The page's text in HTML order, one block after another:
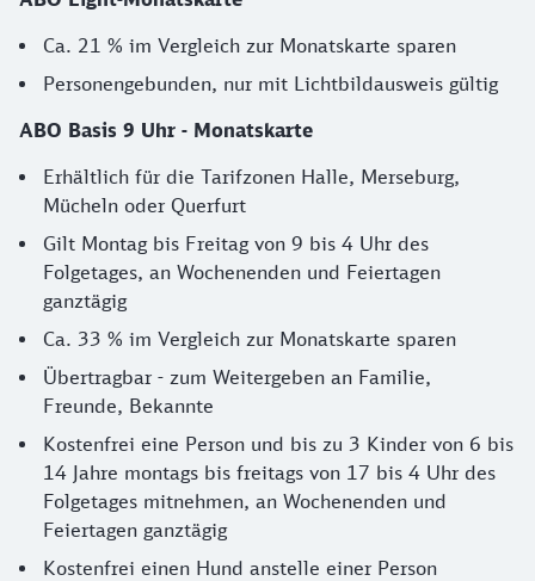
Ca. 21 % im Vergleich zur Monatskarte sparen
Personengebunden, nur mit Lichtbildausweis gültig
ABO Basis 9 Uhr - Monatskarte
Erhältlich für die Tarifzonen Halle, Merseburg,
Mücheln oder Querfurt
Gilt Montag bis Freitag von 9 bis 4 Uhr des
Folgetages, an Wochenenden und Feiertagen
ganztägig
Ca. 33 % im Vergleich zur Monatskarte sparen
Übertragbar - zum Weitergeben an Familie,
Freunde, Bekannte
Kostenfrei eine Person und bis zu 3 Kinder von 6 bis
14 Jahre montags bis freitags von 17 bis 4 Uhr des
Folgetages mitnehmen, an Wochenenden und
Feiertagen ganztägig
Kostenfrei einen Hund anstelle einer Person